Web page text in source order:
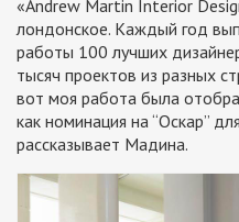
«Andrew Martin Interior
лондонское. Каждый год
работы 100 лучших
тысяч проектов из разных
вот моя работа была
как номинация на “Оскар”
рассказывает Мадина.